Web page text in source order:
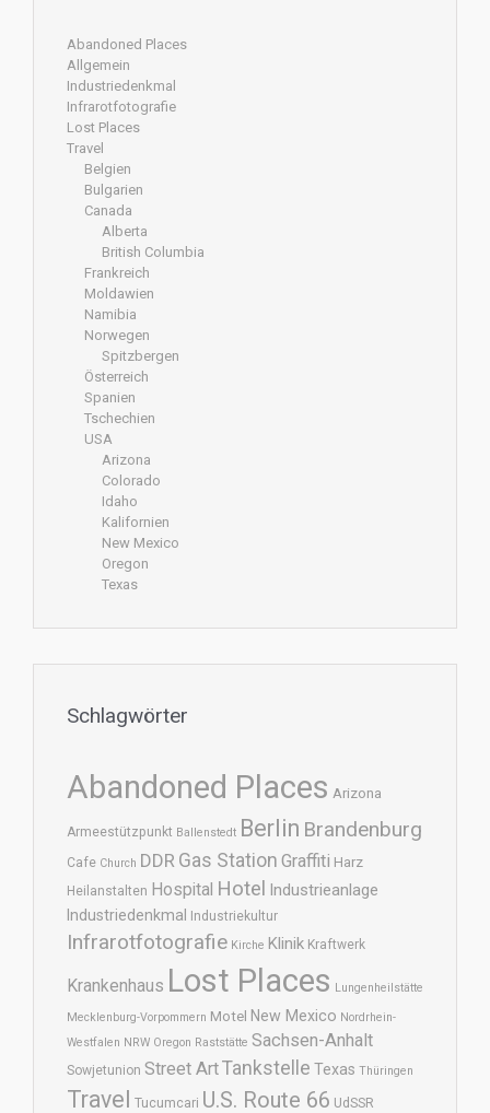
Abandoned Places
Allgemein
Industriedenkmal
Infrarotfotografie
Lost Places
Travel
Belgien
Bulgarien
Canada
Alberta
British Columbia
Frankreich
Moldawien
Namibia
Norwegen
Spitzbergen
Österreich
Spanien
Tschechien
USA
Arizona
Colorado
Idaho
Kalifornien
New Mexico
Oregon
Texas
Schlagwörter
Abandoned Places Arizona
Armeestützpunkt Ballenstedt Berlin Brandenburg
Cafe Church DDR Gas Station Graffiti Harz
Heilanstalten Hospital Hotel Industrieanlage
Industriedenkmal Industriekultur
Infrarotfotografie Kirche Klinik Kraftwerk
Krankenhaus Lost Places Lungenheilstätte
Mecklenburg-Vorpommern Motel New Mexico Nordrhein-
Westfalen NRW Oregon Raststätte Sachsen-Anhalt
Sowjetunion Street ArtTankstelle Texas Thüringen
Travel Tucumcari U.S. Route 66 UdSSR